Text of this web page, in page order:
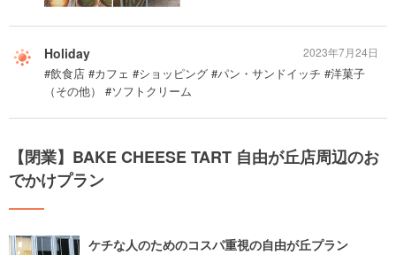
Holiday
#飲食店 #カフェ #ショッピング #パン・サンドイッチ #洋菓子
（その他） #ソフトクリーム
2023年7月24日
【閉業】BAKE CHEESE TART 自由が丘店周辺のお
でかけプラン
ケチな人のためのコスパ重視の自由が丘プラン